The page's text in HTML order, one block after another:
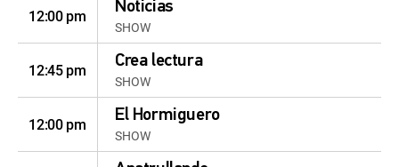
12:00 pm Noticias
SHOW
12:45 pm Crea lectura
SHOW
12:00 pm El Hormiguero
SHOW